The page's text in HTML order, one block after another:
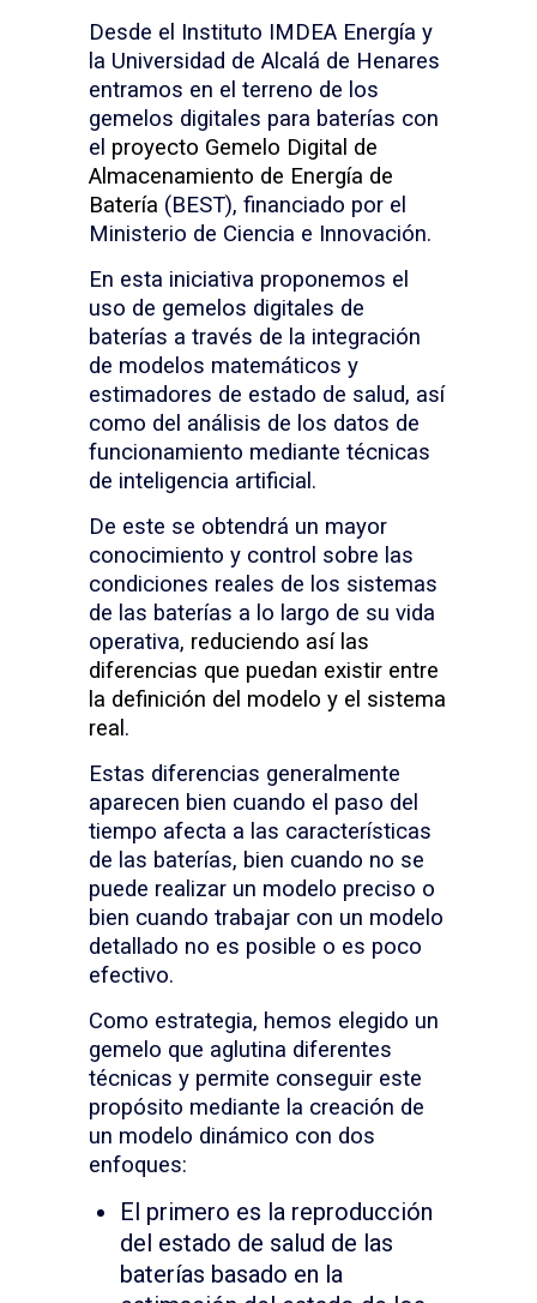
Desde el Instituto IMDEA Energía y
la Universidad de Alcalá de Henares
entramos en el terreno de los
gemelos digitales para baterías con
el proyecto Gemelo Digital de
Almacenamiento de Energía de
Batería (BEST), financiado por el
Ministerio de Ciencia e Innovación.
En esta iniciativa proponemos el
uso de gemelos digitales de
baterías a través de la integración
de modelos matemáticos y
estimadores de estado de salud, así
como del análisis de los datos de
funcionamiento mediante técnicas
de inteligencia artificial.
De este se obtendrá un mayor
conocimiento y control sobre las
condiciones reales de los sistemas
de las baterías a lo largo de su vida
operativa, reduciendo así las
diferencias que puedan existir entre
la definición del modelo y el sistema
real .
Estas diferencias generalmente
aparecen bien cuando el paso del
tiempo afecta a las características
de las baterías, bien cuando no se
puede realizar un modelo preciso o
bien cuando trabajar con un modelo
detallado no es posible o es poco
efectivo.
Como estrategia, hemos elegido un
gemelo que aglutina diferentes
técnicas y permite conseguir este
propósito mediante la creación de
un modelo dinámico con dos
enfoques:
El primero es la reproducción
del estado de salud de las
baterías basado en la